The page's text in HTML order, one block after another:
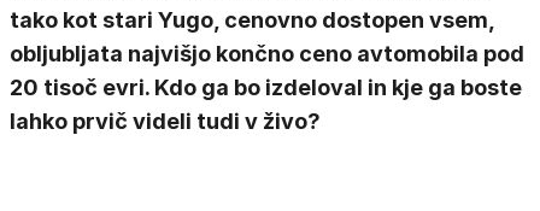
tako kot stari Yugo, cenovno dostopen vsem,
obljubljata najvišjo končno ceno avtomobila pod
20 tisoč evri. Kdo ga bo izdeloval in kje ga boste
lahko prvič videli tudi v živo?